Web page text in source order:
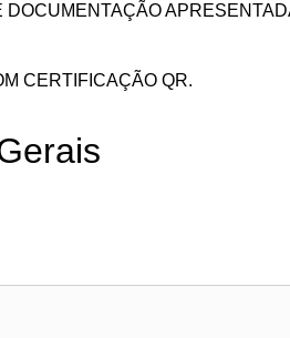
CERTIFICAÇÃO QR.